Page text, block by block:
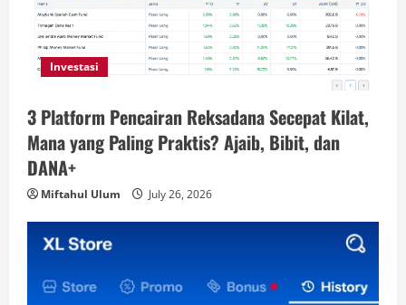
Investasi
3 Platform Pencairan Reksadana Secepat Kilat,
Mana yang Paling Praktis? Ajaib, Bibit, dan
DANA+
Miftahul Ulum July 26, 2026